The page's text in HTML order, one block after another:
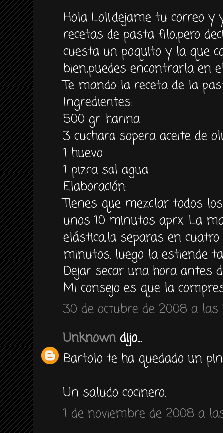
Hola Loli,dejame tu correo
recetas de pasta filo,pero
cuesta un poquito y la que
bien,puedes encontrarla en
Te mando la receta de la
Ingredientes:
500 gr. harina
3 cuchara sopera aceite de
1 huevo
1 pizca sal agua
Elaboración:
Tienes que mezclar todos
unos 10 minutos aprx. La
elástica,la separas en
minutos. luego la estiende
Dejar secar una hora antes
Mi consejo es que la
30 de octubre de 2008 a las
Unknown dijo...
Bartolo te ha quedado un
Un saludo cocinero.
1 de noviembre de 2008 a